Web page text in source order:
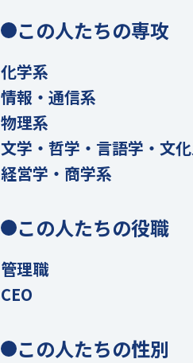
この人たちの専攻
化学系
情報・通信系
物理系
文学・哲学・言語学・文
経営学・商学系
この人たちの役職
管理職
CEO
この人たちの性別